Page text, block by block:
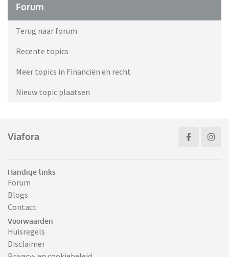
Forum
Terug naar forum
Recente topics
Meer topics in Financiën en recht
Nieuw topic plaatsen
Viafora
Handige links
Forum
Blogs
Contact
Voorwaarden
Huisregels
Disclaimer